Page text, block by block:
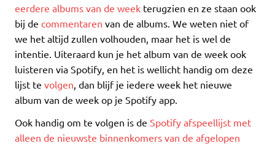
eerdere albums van de week terugzien en ze staan ook
bij de commentaren van de albums. We weten niet of
we het altijd zullen volhouden, maar het is wel de
intentie. Uiteraard kun je het album van de week ook
luisteren via Spotify, en het is wellicht handig om deze
lijst te volgen, dan blijf je iedere week het nieuwe
album van de week op je Spotify app.
Ook handig om te volgen is de Spotify afspeellijst met
alleen de nieuwste binnenkomers van de afgelopen